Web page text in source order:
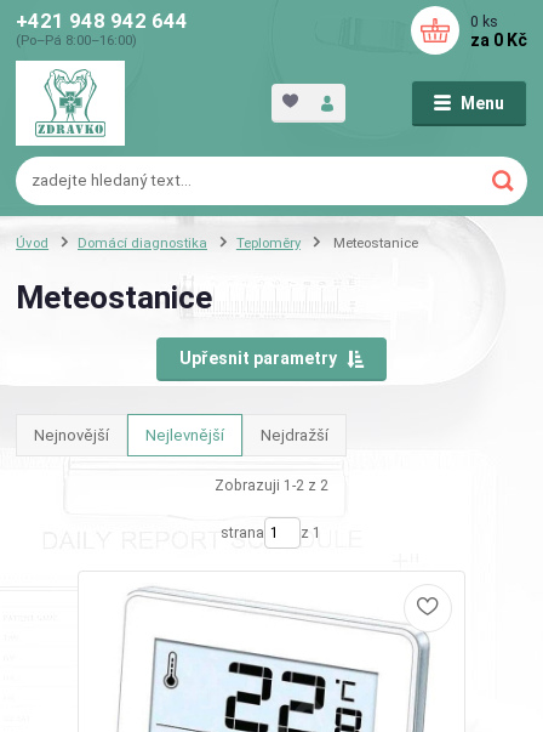
Menu
+421 948 942 644
(Po–Pá 8:00–16:00)
0 ks
za 0 Kč
Úvod Domácí diagnostika Teploměry Meteostanice
Meteostanice
Upřesnit parametry
Nejnovější Nejlevnější Nejdražší
Zobrazuji 1-2 z 2
strana z 1